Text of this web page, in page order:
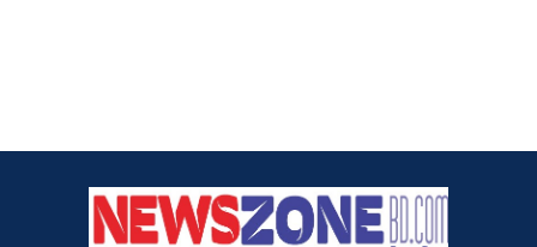
সম্পাদক:ডা. মুহাম্মদ আব্দুস সবুর